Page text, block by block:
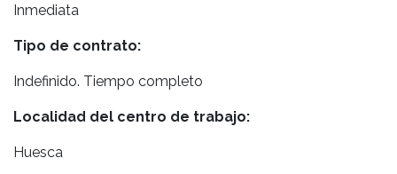
Inmediata
Tipo de contrato:
Indefinido. Tiempo completo
Localidad del centro de trabajo:
Huesca